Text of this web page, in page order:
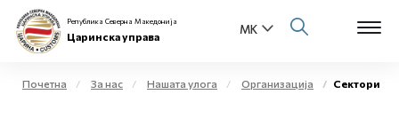
Република Северна Македонија
Царинска управа
Почетна За нас Нашата улога Организација Сектори